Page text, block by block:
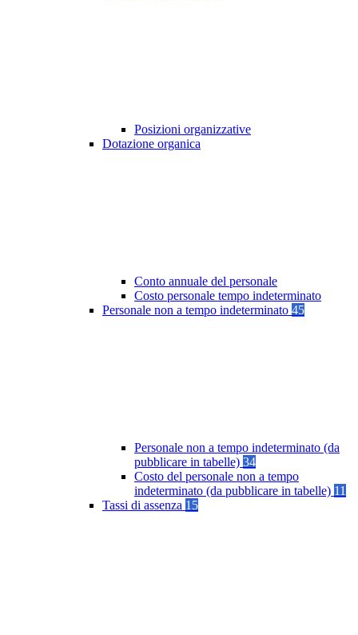
Posizioni organizzative
Dotazione organica
Conto annuale del personale
Costo personale tempo indeterminato
Personale non a tempo indeterminato 45
Personale non a tempo indeterminato (da
pubblicare in tabelle) 34
Costo del personale non a tempo
indeterminato (da pubblicare in tabelle) 11
Tassi di assenza 15